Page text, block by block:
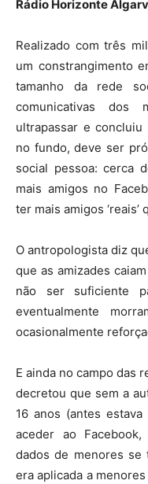
Rádio Horizonte
Realizado com três
um constrangimento
tamanho da rede
comunicativas dos
ultrapassar e
no fundo, deve ser
social pessoa: cerca
mais amigos no
ter mais amigos
O antropologista diz
que as amizades
não ser suficiente
eventualmente
ocasionalmente
E ainda no campo das
decretou que sem a
16 anos (antes
aceder ao
dados de menores se
era aplicada a